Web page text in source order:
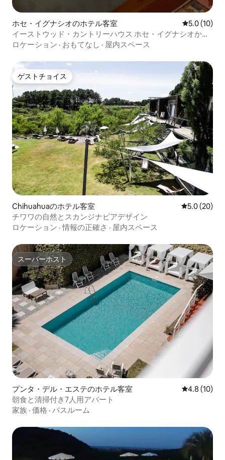
ホセ・イグナシオのホテル客室 レビュー10
5.0 (10)
イーストウッド・カントリーハウス ホセ・イグナシオから
12 km 3
ロケーション · おもてなし · 屋内スペース
ゲストチョイス
ゲストチョイス
Chihuahuaのホテル客室 レビュー20
5.0 (20)
チワワの自然とスカンジナビアデザイン
ロケーション ·情報の正確さ · 屋内スペース
スーパーホスト
スーパーホスト
プンタ・デル・エステのホテル客室 レビュー10
4.8 (10)
朝食と清掃付き7人用アパート
家族 · 価格 · バスルーム